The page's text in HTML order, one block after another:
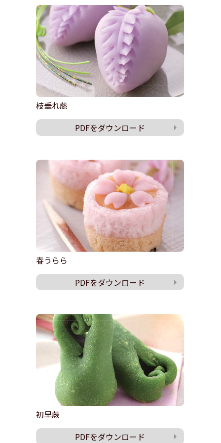
枝垂れ藤
PDFをダウンロード
春うらら
PDFをダウンロード
初早蕨
PDFをダウンロード